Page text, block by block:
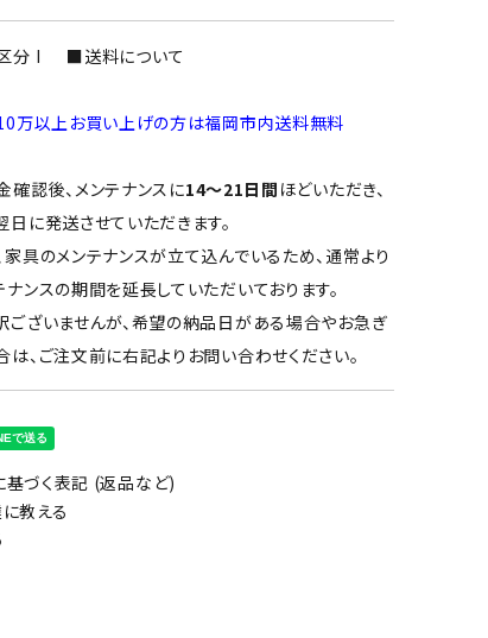
分 I ■送料について
万以上お買い上げの方は福岡市内送料無料
認後、メンテナンスに14～21日間 ほどいただき、
日に発送させていただきます。
家具のメンテナンスが立て込んでいるため、通常より
ナンスの期間を延長していただいております。
ございませんが、希望の納品日がある場合やお急ぎ
は、ご注文前に右記よりお問い合わせください。
づく表記 (返品など)
教える